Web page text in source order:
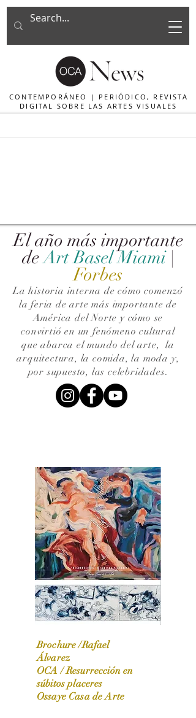
CONTEMPORÁNEO | PERIÓDICO, REVISTA
DIGITAL SOBRE LAS ARTES VISUALES
El año más importante
de Art Basel Miami |
Forbes
La historia interna de cómo comenzó
la feria de arte más importante de
América del Norte y cómo se
convirtió en un fenómeno cultural
que abarca el mundo del arte,la
arquitectura, la comida, la moda y,
por supuesto, las celebridades.
OCA|News 31 / Marzo-Abril / 2024
Brochure /Rafael
Álvarez
OCA /Resurrección en
súbitos placeres
Ossaye Casa de Arte